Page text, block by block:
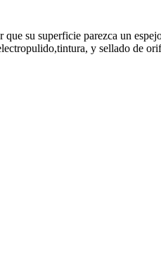
su superficie parezca un
y sellado de